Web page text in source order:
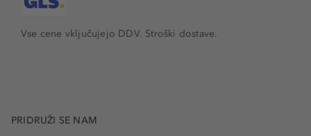
Vse cene vključujejo DDV. Stroški dostave.
PRIDRUŽI SE NAM